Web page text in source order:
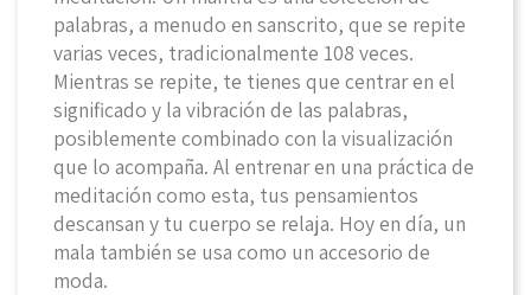
palabras, a menudo en sanscrito, que se repite
varias veces, tradicionalmente 108 veces.
Mientras se repite, te tienes que centrar en el
significado y la vibración de las palabras,
posiblemente combinado con la visualización
que lo acompaña. Al entrenar en una práctica de
meditación como esta, tus pensamientos
descansan y tu cuerpo se relaja. Hoy en día, un
mala también se usa como un accesorio de
moda.